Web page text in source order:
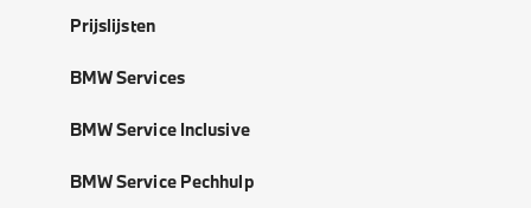
Prijslijsten
BMW Services
BMW Service Inclusive
BMW Service Pechhulp